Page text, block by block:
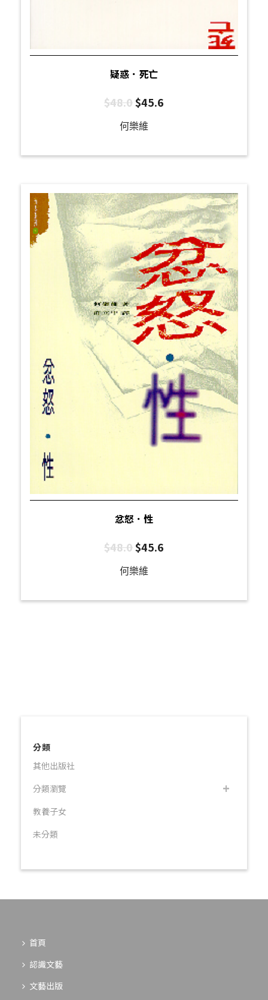
疑惑．死亡
$48.0$45.6
何樂維
忿怒．性
$48.0$45.6
何樂維
分類
其他出版社
分類瀏覽
教養子女
未分類
首頁
認識文藝
文藝出版